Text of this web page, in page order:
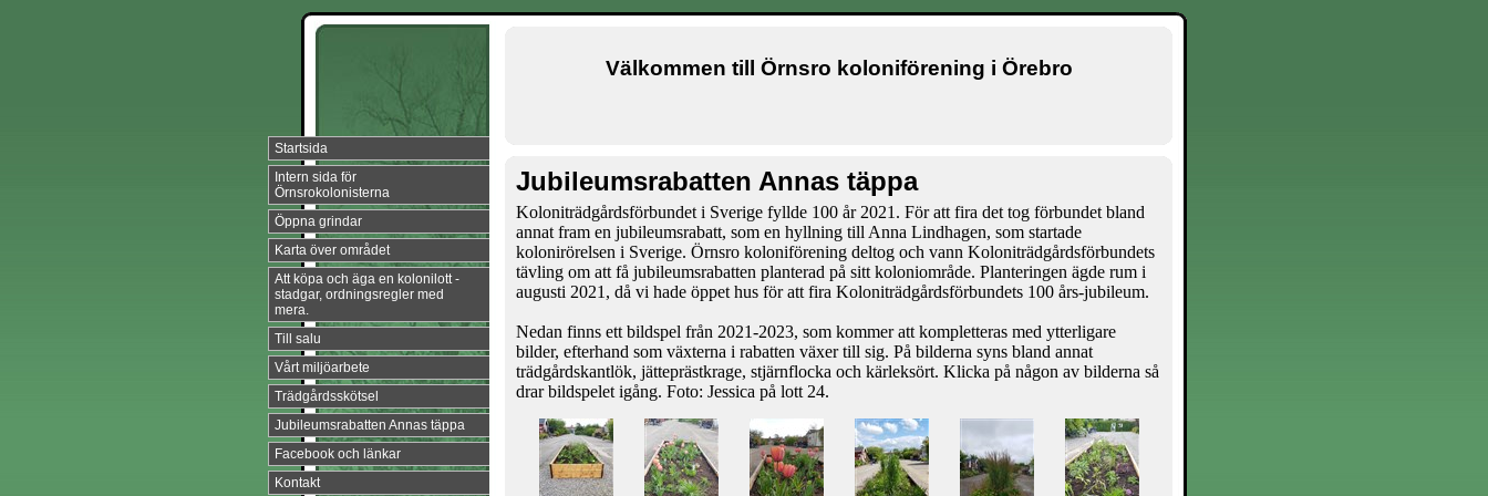
Startsida
Intern sida för
Örnsrokolonisterna
Öppna grindar
Karta över området
Att köpa och äga en kolonilott -
stadgar, ordningsregler med
mera.
Till salu
Vårt miljöarbete
Trädgårdsskötsel
Jubileumsrabatten Annas täppa
Facebook och länkar
Kontakt
Välkommen till Örnsro koloniförening i Örebro
Jubileumsrabatten Annas täppa
Koloniträdgårdsförbundet i Sverige fyllde 100 år 2021. För att fira det tog förbundet bland
annat fram en jubileumsrabatt, som en hyllning till Anna Lindhagen, som startade
kolonirörelsen i Sverige. Örnsro koloniförening deltog och vann Koloniträdgårdsförbundets
tävling om att få jubileumsrabatten planterad på sitt koloniområde. Planteringen ägde rum i
augusti 2021, då vi hade öppet hus för att fira Koloniträdgårdsförbundets 100 års-jubileum.
Nedan finns ett bildspel från 2021-2023, som kommer att kompletteras med ytterligare
bilder, efterhand som växterna i rabatten växer till sig. På bilderna syns bland annat
trädgårdskantlök, jätteprästkrage, stjärnflocka och kärleksört. Klicka på någon av bilderna så
drar bildspelet igång. Foto: Jessica på lott 24.